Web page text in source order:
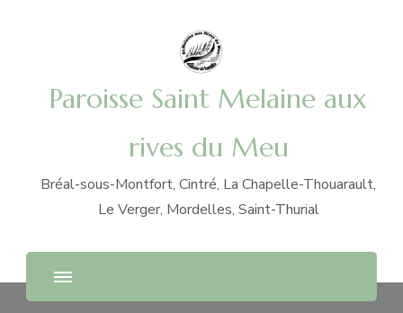
Paroisse Saint Melaine aux
rives du Meu
Bréal-sous-Montfort, Cintré, La Chapelle-Thouarault,
Le Verger, Mordelles, Saint-Thurial